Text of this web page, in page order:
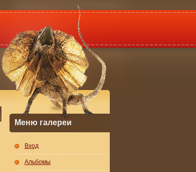
Меню галереи
Вход
Альбомы